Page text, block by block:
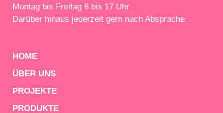
Montag bis Freitag 8 bis 17 Uhr
Darüber hinaus jederzeit gern nach Absprache.
HOME
ÜBER UNS
PROJEKTE
PRODUKTE